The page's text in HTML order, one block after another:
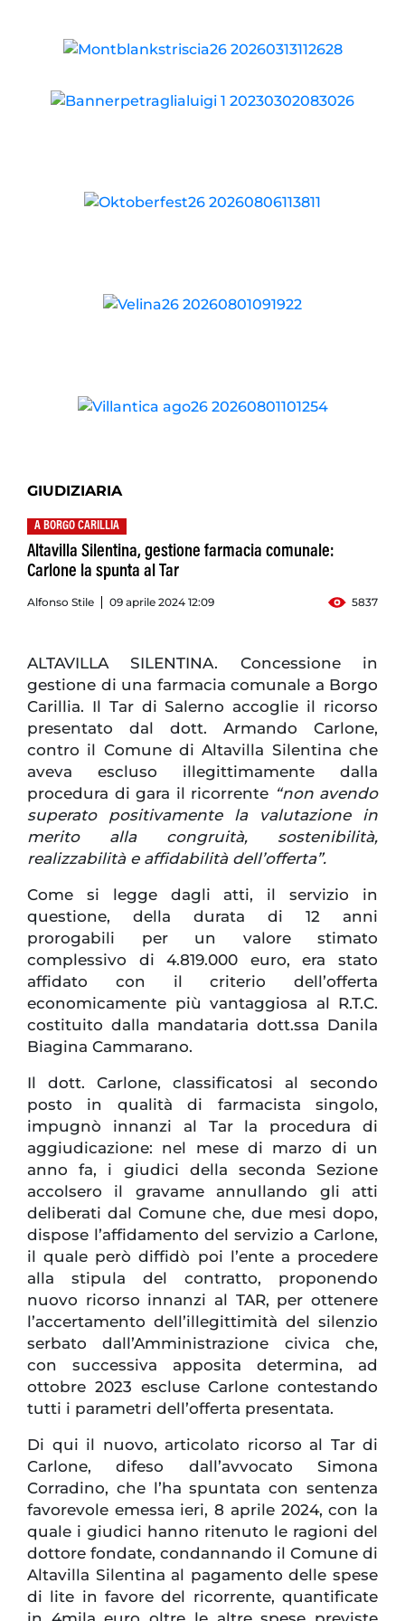
GIUDIZIARIA
A BORGO CARILLIA
Altavilla Silentina, gestione farmacia comunale:
Carlone la spunta al Tar
Alfonso Stile 09 aprile 2024 12:09 5837
ALTAVILLA SILENTINA. Concessione in
gestione di una farmacia comunale a Borgo
Carillia. Il Tar di Salerno accoglie il ricorso
presentato dal dott. Armando Carlone,
contro il Comune di Altavilla Silentina che
aveva escluso illegittimamente dalla
procedura di gara il ricorrente “non avendo
superato positivamente la valutazione in
merito alla congruità, sostenibilità,
realizzabilità e affidabilità dell’offerta”.
Come si legge dagli atti, il servizio in
questione, della durata di 12 anni
prorogabili per un valore stimato
complessivo di 4.819.000 euro, era stato
affidato con il criterio dell’offerta
economicamente più vantaggiosa al R.T.C.
costituito dalla mandataria dott.ssa Danila
Biagina Cammarano.
Il dott. Carlone, classificatosi al secondo
posto in qualità di farmacista singolo,
impugnò innanzi al Tar la procedura di
aggiudicazione: nel mese di marzo di un
anno fa, i giudici della seconda Sezione
accolsero il gravame annullando gli atti
deliberati dal Comune che, due mesi dopo,
dispose l’affidamento del servizio a Carlone,
il quale però diffidò poi l’ente a procedere
alla stipula del contratto, proponendo
nuovo ricorso innanzi al TAR, per ottenere
l’accertamento dell’illegittimità del silenzio
serbato dall’Amministrazione civica che,
con successiva apposita determina, ad
ottobre 2023 escluse Carlone contestando
tutti i parametri dell’offerta presentata.
Di qui il nuovo, articolato ricorso al Tar di
Carlone, difeso dall’avvocato Simona
Corradino, che l’ha spuntata con sentenza
favorevole emessa ieri, 8 aprile 2024, con la
quale i giudici hanno ritenuto le ragioni del
dottore fondate, condannando il Comune di
Altavilla Silentina al pagamento delle spese
di lite in favore del ricorrente, quantificate